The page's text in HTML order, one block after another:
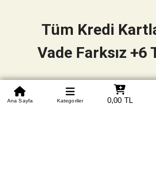
0850 305 09 70
Beden Tablosu Banka Hesapları
Ana Sayfa Kategoriler 0,00 TL
Tüm Kredi
Vade Farksız +6